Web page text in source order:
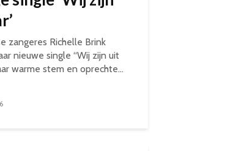
zangeres Richelle Brink
nieuwe single “Wij zijn uit
warme stem en oprechte...